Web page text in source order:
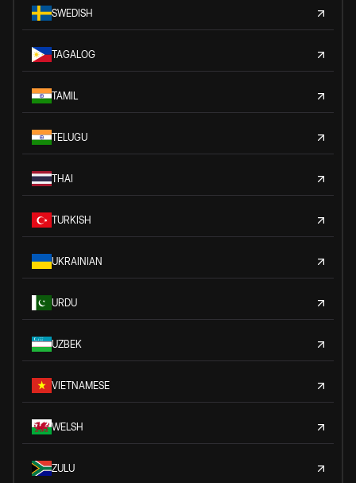
SWEDISH
TAGALOG
TAMIL
TELUGU
THAI
TURKISH
UKRAINIAN
URDU
UZBEK
VIETNAMESE
WELSH
ZULU